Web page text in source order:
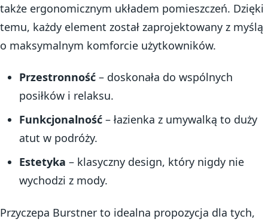
także ergonomicznym układem pomieszczeń. Dzięki
temu, każdy element został zaprojektowany z myślą
o maksymalnym komforcie użytkowników.
Przestronność– doskonała do wspólnych
posiłków i relaksu.
Funkcjonalność– łazienka z umywalką to duży
atut w podróży.
Estetyka – klasyczny design, który nigdy nie
wychodzi z mody.
Przyczepa Burstner to idealna propozycja dla tych,